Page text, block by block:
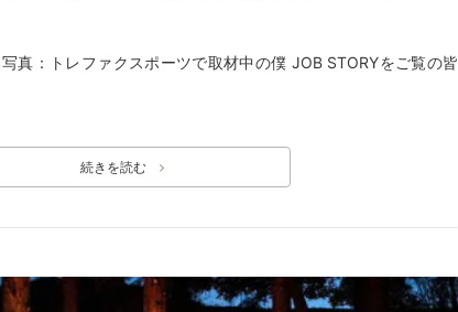
真：トレファクスポーツで取材中の僕 JOB STORYをご覧の皆
続きを読む